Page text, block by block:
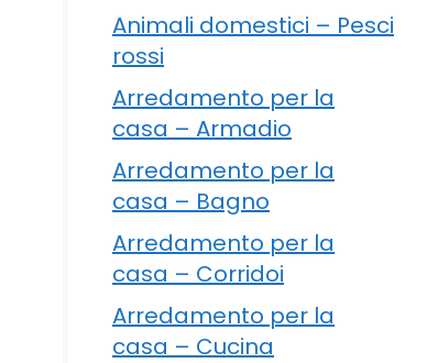
Animali domestici – Pesci
rossi
Arredamento per la
casa – Armadio
Arredamento per la
casa – Bagno
Arredamento per la
casa – Corridoi
Arredamento per la
casa – Cucina